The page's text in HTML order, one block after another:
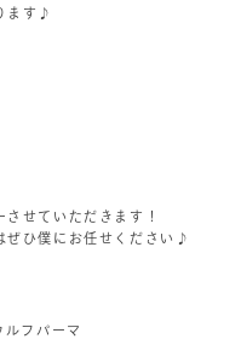
ます♪
せていただきます！
ぜひ僕にお任せください♪
フパーマ